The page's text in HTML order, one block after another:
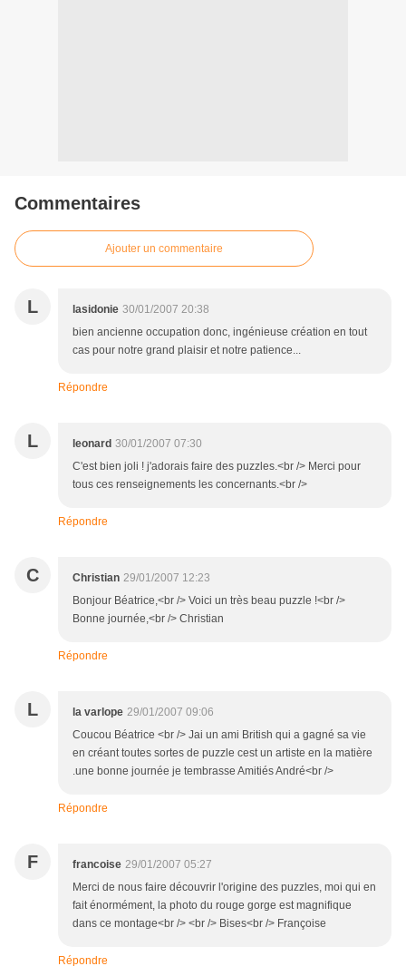
Commentaires
Ajouter un commentaire
L lasidonie 30/01/2007 20:38
bien ancienne occupation donc, ingénieuse création en tout
cas pour notre grand plaisir et notre patience...
Répondre
L leonard 30/01/2007 07:30
C'est bien joli ! j'adorais faire des puzzles.<br /> Merci pour
tous ces renseignements les concernants.<br />
Répondre
C Christian 29/01/2007 12:23
Bonjour Béatrice,<br /> Voici un très beau puzzle !<br />
Bonne journée,<br /> Christian
Répondre
L la varlope 29/01/2007 09:06
Coucou Béatrice <br /> Jai un ami British qui a gagné sa vie
en créant toutes sortes de puzzle cest un artiste en la matière
.une bonne journée je tembrasse Amitiés André<br />
Répondre
F francoise 29/01/2007 05:27
Merci de nous faire découvrir l'origine des puzzles, moi qui en
fait énormément, la photo du rouge gorge est magnifique
dans ce montage<br /> <br /> Bises<br /> Françoise
Répondre